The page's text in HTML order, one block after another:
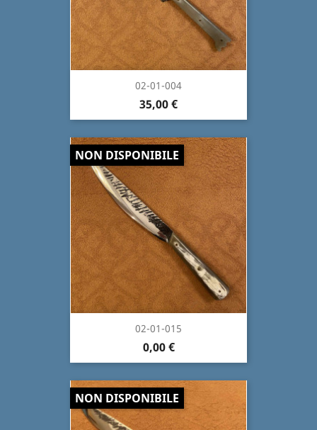
02-01-004
35,00 €
02-01-015
0,00 €
NON DISPONIBILE
NON DISPONIBILE